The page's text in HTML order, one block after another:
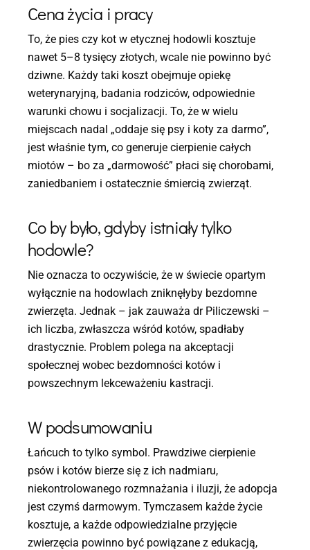
Cena życia i pracy
To, że pies czy kot w etycznej hodowli kosztuje
nawet 5–8 tysięcy złotych, wcale nie powinno być
dziwne. Każdy taki koszt obejmuje opiekę
weterynaryjną, badania rodziców, odpowiednie
warunki chowu i socjalizacji. To, że w wielu
miejscach nadal „oddaje się psy i koty za darmo”,
jest właśnie tym, co generuje cierpienie całych
miotów – bo za „darmowość” płaci się chorobami,
zaniedbaniem i ostatecznie śmiercią zwierząt.
Co by było, gdyby istniały tylko
hodowle?
Nie oznacza to oczywiście, że w świecie opartym
wyłącznie na hodowlach zniknęłyby bezdomne
zwierzęta. Jednak – jak zauważa dr Piliczewski –
ich liczba, zwłaszcza wśród kotów, spadłaby
drastycznie. Problem polega na akceptacji
społecznej wobec bezdomności kotów i
powszechnym lekceważeniu kastracji.
W podsumowaniu
Łańcuch to tylko symbol. Prawdziwe cierpienie
psów i kotów bierze się z ich nadmiaru,
niekontrolowanego rozmnażania i iluzji, że adopcja
jest czymś darmowym. Tymczasem każde życie
kosztuje, a każde odpowiedzialne przyjęcie
zwierzęcia powinno być powiązane z edukacją,